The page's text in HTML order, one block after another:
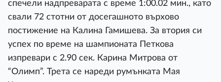
спечели надпреварата с време 1:00.02 мин., като
свали 72 стотни от досегашното върхово
постижение на Калина Гамишева. За втория си
успех по време на шампионата Петкова
изпревари с 2.90 сек. Карина Митрова от
“Олимп”. Трета се нареди румънката Мая